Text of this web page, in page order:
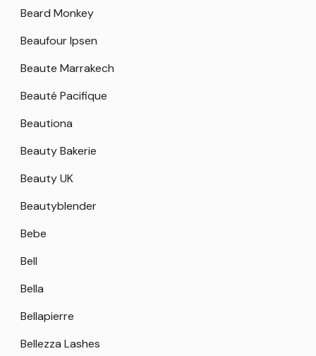
Beard Monkey
Beaufour Ipsen
Beaute Marrakech
Beauté Pacifique
Beautiona
Beauty Bakerie
Beauty UK
Beautyblender
Bebe
Bell
Bella
Bellapierre
Bellezza Lashes